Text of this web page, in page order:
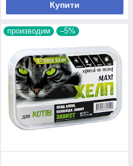
Купити
производим –5%